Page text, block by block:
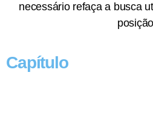
necessário refaça a busca
posição
Capítulo